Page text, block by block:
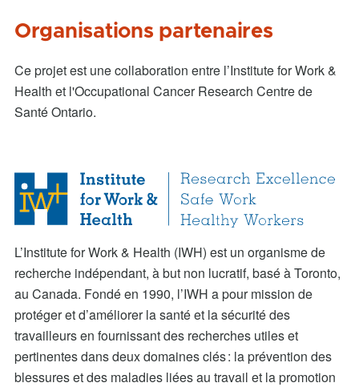
Organisations partenaires
Ce projet est une collaboration entre l’Institute for Work &
Health et l'Occupational Cancer Research Centre de
Santé Ontario.
L’Institute for Work & Health (IWH) est un organisme de
recherche indépendant, à but non lucratif, basé à Toronto,
au Canada. Fondé en 1990, l’IWH a pour mission de
protéger et d’améliorer la santé et la sécurité des
travailleurs en fournissant des recherches utiles et
pertinentes dans deux domaines clés : la prévention des
blessures et des maladies liées au travail et la promotion